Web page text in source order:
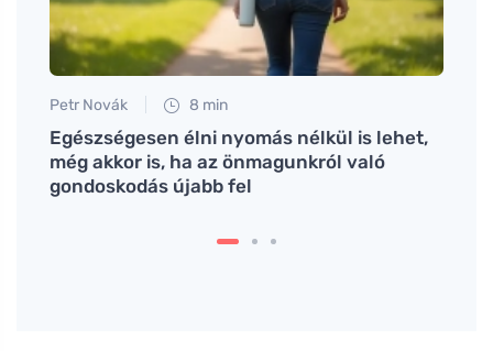
Petr Novák 8 min
Egészségesen élni nyomás nélkül is lehet,
még akkor is, ha az önmagunkról való
gondoskodás újabb fel